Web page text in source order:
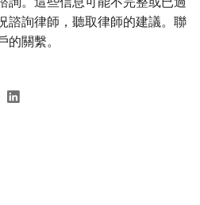
諮詢律師，聽取律師的建議。聯
關繫。